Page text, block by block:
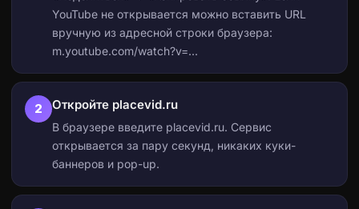
YouTube не открывается можно вставить URL
вручную из адресной строки браузера:
m.youtube.com/watch?v=...
2 Откройте placevid.ru
В браузере введите placevid.ru. Сервис
открывается за пару секунд, никаких куки-
баннеров и pop-up.